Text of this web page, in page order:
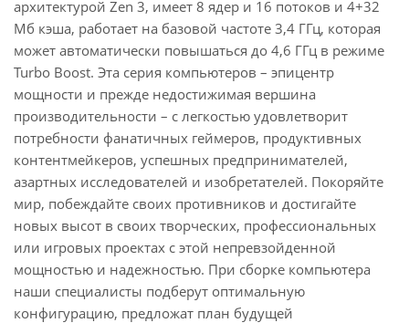
архитектурой Zen 3, имеет 8 ядер и 16 потоков и 4+32
Мб кэша, работает на базовой частоте 3,4 ГГц, которая
может автоматически повышаться до 4,6 ГГц в режиме
Turbo Boost. Эта серия компьютеров – эпицентр
мощности и прежде недостижимая вершина
производительности – с легкостью удовлетворит
потребности фанатичных геймеров, продуктивных
контентмейкеров, успешных предпринимателей,
азартных исследователей и изобретателей. Покоряйте
мир, побеждайте своих противников и достигайте
новых высот в своих творческих, профессиональных
или игровых проектах с этой непревзойденной
мощностью и надежностью. При сборке компьютера
наши специалисты подберут оптимальную
конфигурацию, предложат план будущей